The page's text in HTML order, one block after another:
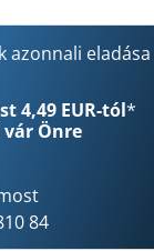
azonnali eladása
4,49 EUR-tól*
vár Önre
84